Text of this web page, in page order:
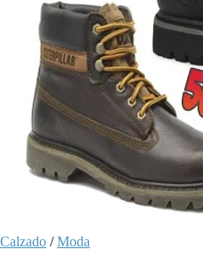
Calzado /Moda